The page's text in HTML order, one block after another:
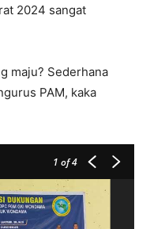
2024 sangat
maju? Sederhana
PAM, kaka
1 of 4